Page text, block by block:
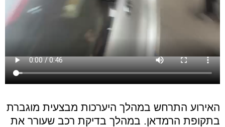
האירוע התרחש במהלך היערכות מבצעית מוגברת
בתקופת הרמדאן. במהלך בדיקת רכב שעורר את